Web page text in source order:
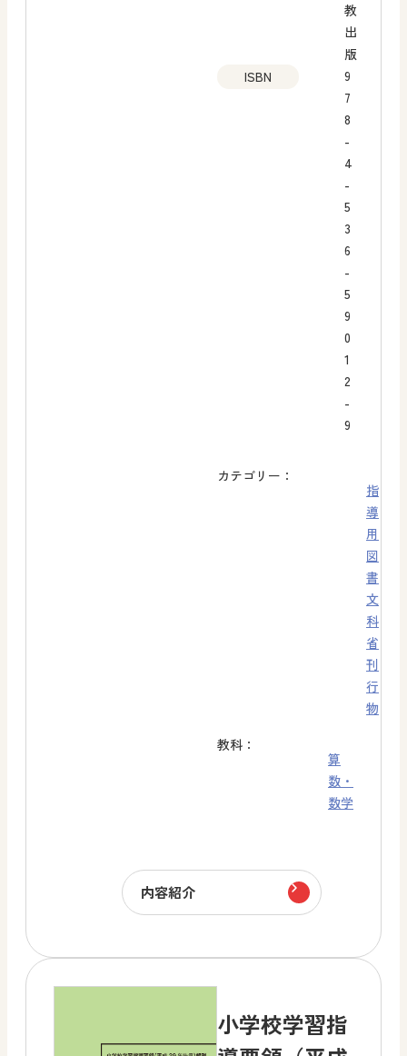
教
出
版
ISBN
9
7
8
-
4
-
5
3
6
-
5
9
0
1
2
-
9
カテゴリー：
指
導
用
図
書
文
科
省
刊
行
物
教科：
算
数・
数学
内容紹介
小学校学習指